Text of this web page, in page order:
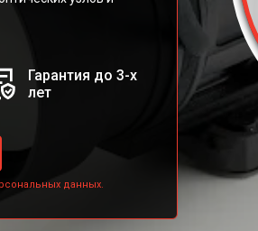
Гарантия до 3-х
лет
данных.